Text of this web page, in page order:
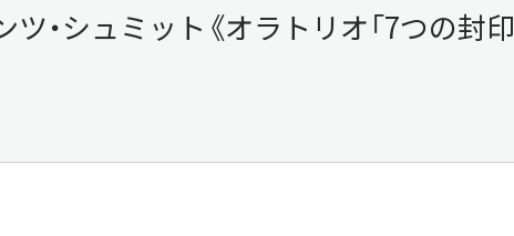
ツ・シュミット《オラトリオ「7つの封